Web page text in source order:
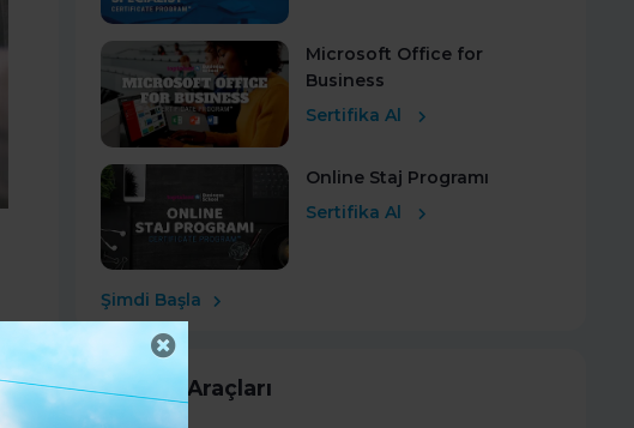
Microsoft Office for
Business
Sertifika Al
Online Staj Programı
Sertifika Al
Şimdi Başla
Kariyer Araçları